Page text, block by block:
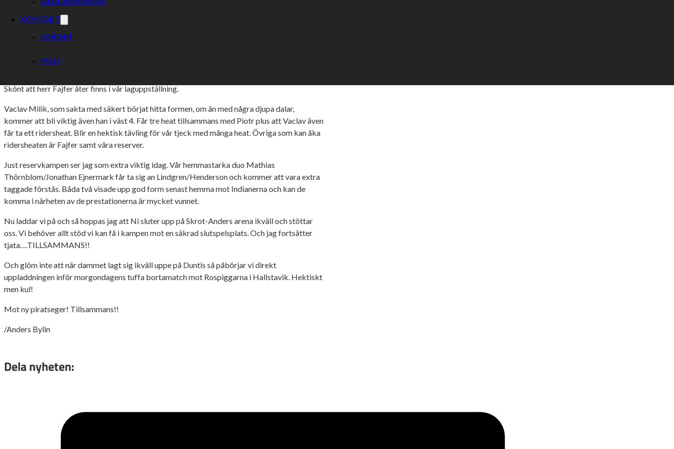
JULKALENDERN 2025
KONTAKT
KONTAKT
PRESS
Minst lika viktig ikväll blir Maciej Janowski i väst 1. Magic, som hittills varit vår bästa förare,
har visat upp mycket god form i Polen och även i helgens SEC-tävling. Här hoppas och tror vi
på många viktiga poäng. Viktigt om vi ska kunna segra mot våra rivaler.
krascher på nytt är redo att fightas för Piraterna Speedway. En förare som varit mycket
Skönt att herr Fajfer åter finns i vår laguppställning.
Vaclav Milik, som sakta med säkert börjat hitta formen, om än med några djupa dalar,
kommer att bli viktig även han i väst 4. Får tre heat tillsammans med Piotr plus att Vaclav även
får ta ett ridersheat. Blir en hektisk tävling för vår tjeck med många heat. Övriga som kan åka
ridersheaten är Fajfer samt våra reserver.
Just reservkampen ser jag som extra viktig idag. Vår hemmastarka duo Mathias
Thörnblom/Jonathan Ejnermark får ta sig an Lindgren/Henderson och kommer att vara extra
taggade förstås. Båda två visade upp god form senast hemma mot Indianerna och kan de
komma i närheten av de prestationerna är mycket vunnet.
Nu laddar vi på och så hoppas jag att Ni sluter upp på Skrot-Anders arena ikväll och stöttar
oss. Vi behöver allt stöd vi kan få i kampen mot en säkrad slutspelsplats. Och jag fortsätter
tjata….TILLSAMMANS!!
Och glöm inte att när dammet lagt sig ikväll uppe på Duntis så påbörjar vi direkt
uppladdningen inför morgondagens tuffa bortamatch mot Rospiggarna i Hallstavik. Hektiskt
men kul!
Mot ny piratseger! Tillsammans!!
/Anders Bylin
Dela nyheten: